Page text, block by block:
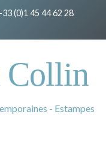
(0)1 45 44 62 28
Collin
- Estampes